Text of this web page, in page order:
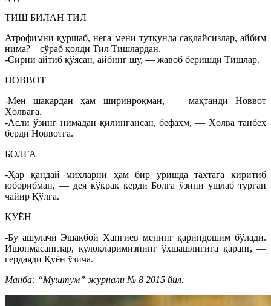
ТИШ БИЛАН ТИЛ
Атрофимни қуршаб, нега мени тутқунда сақлайсизлар, айбим
нима? – сўраб қолди Тил Тишлардан.
-Сирни айтиб қўясан, айбинг шу, — жавоб беришди Тишлар.
НОВВОТ
-Мен шакардан ҳам ширинроқман, — мақтанди Новвот
Ҳолвага.
-Асли ўзинг нимадан қилингансан, бефаҳм, — Ҳолва танбеҳ
берди Новвотга.
БОЛҒА
-Ҳар қандай михларни ҳам бир уришда тахтага киритиб
юборибман, — дея кўкрак керди Болға ўзини ушлаб турган
чайир Қўлга.
ҚУЁН
-Бу ашулачи Эшакбой Ҳангиев менинг қариндошим бўлади.
Ишонмасанглар, қулоқларимизнинг ўхшашлигига қаранг, —
гердаяди Қуён ўзича.
Манба: “Муштум” журнали № 8 2015 йил.